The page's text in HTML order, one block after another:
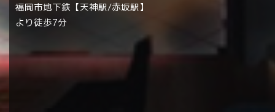
福岡市地下鉄【天神駅/赤坂駅】
より徒歩7分